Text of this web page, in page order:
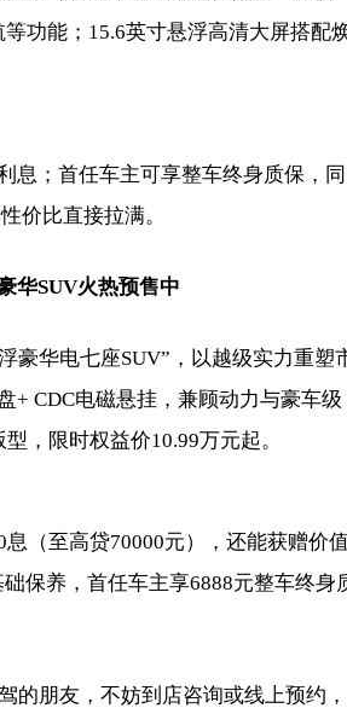
功能；15.6英寸悬浮高清大屏搭配
息；首任车主可享整车终身质保，同
价比直接拉满。
华SUV火热预售中
豪华电七座SUV”，以越级实力重塑
+ CDC电磁悬挂，兼顾动力与豪车级
，限时权益价10.99万元起。
（至高贷70000元），还能获赠价值
保养，首任车主享6888元整车终身
的朋友，不妨到店咨询或线上预约，